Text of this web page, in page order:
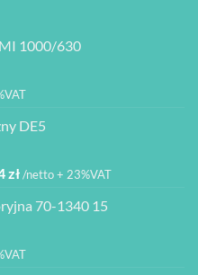
1000/630
DE5
złAktualna
wynosi:
039,84 zł.
/netto + 23%VAT
70-1340 15